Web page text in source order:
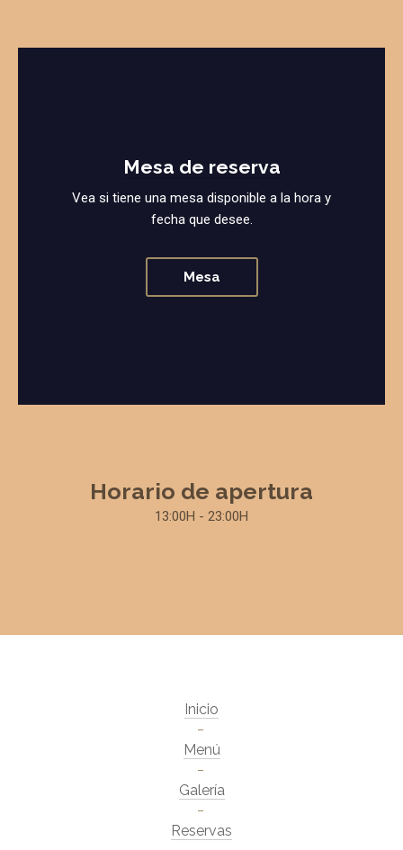
Mesa de reserva
Vea si tiene una mesa disponible a la hora y
fecha que desee.
Mesa
Horario de apertura
13:00H - 23:00H
Inicio
Menú
Galería
Reservas